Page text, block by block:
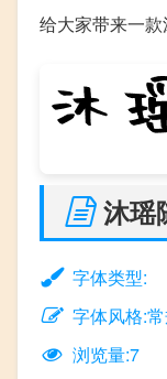
给大家带来一
沐瑶
字体类型:
字体风格:
浏览量:7